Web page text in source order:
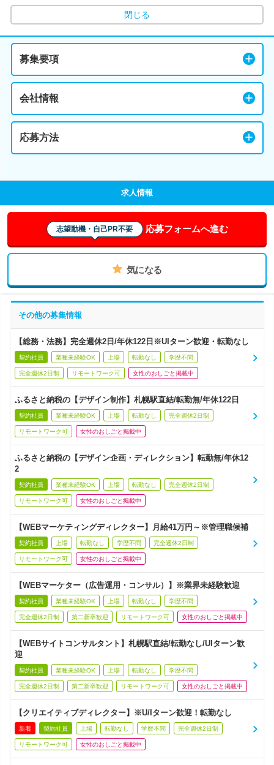
閉じる
募集要項
会社情報
応募方法
求人情報
志望動機・自己PR不要 応募フォームへ進む
気になる
その他の募集情報
【総務・法務】完全週休2日/年休122日※UIターン歓迎・転勤なし
契約社員 業種未経験OK 上場 転勤なし 学歴不問
完全週休2日制 リモートワーク可 女性のおしごと掲載中
ふるさと納税の【デザイン制作】札幌駅直結/転勤無/年休122日
契約社員 業種未経験OK 上場 転勤なし 完全週休2日制
リモートワーク可 女性のおしごと掲載中
ふるさと納税の【デザイン企画・ディレクション】転勤無/年休12
2
契約社員 業種未経験OK 上場 転勤なし 完全週休2日制
リモートワーク可 女性のおしごと掲載中
【WEBマーケティングディレクター】月給41万円～※管理職候補
契約社員 上場 転勤なし 学歴不問 完全週休2日制
リモートワーク可 女性のおしごと掲載中
【WEBマーケター（広告運用・コンサル）】※業界未経験歓迎
契約社員 業種未経験OK 上場 転勤なし 学歴不問
完全週休2日制 第二新卒歓迎 リモートワーク可 女性のおしごと掲載中
【WEBサイトコンサルタント】札幌駅直結/転勤なし/UIターン歓
迎
契約社員 業種未経験OK 上場 転勤なし 学歴不問
完全週休2日制 第二新卒歓迎 リモートワーク可 女性のおしごと掲載中
【クリエイティブディレクター】※U/Iターン歓迎！転勤なし
新着 契約社員 上場 転勤なし 学歴不問 完全週休2日制
リモートワーク可 女性のおしごと掲載中